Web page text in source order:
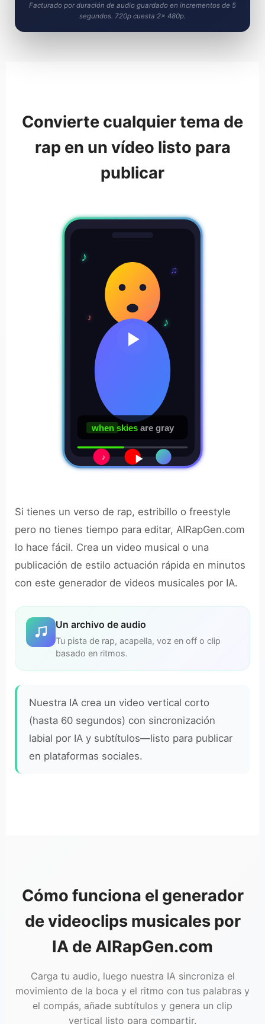
Facturado por duración de audio guardado en incrementos de 5
segundos. 720p cuesta 2× 480p.
Convierte cualquier tema de
rap en un vídeo listo para
publicar
Si tienes un verso de rap, estribillo o freestyle
pero no tienes tiempo para editar, AIRapGen.com
lo hace fácil. Crea un video musical o una
publicación de estilo actuación rápida en minutos
con este generador de videos musicales por IA.
Un archivo de audio
Tu pista de rap, acapella, voz en off o clip
basado en ritmos.
Nuestra IA crea un video vertical corto
(hasta 60 segundos) con sincronización
labial por IA y subtítulos—listo para publicar
en plataformas sociales.
♪
♫
♪
♪
when skiesare gray
♪
Cómo funciona el generador
de videoclips musicales por
IA de AIRapGen.com
Carga tu audio, luego nuestra IA sincroniza el
movimiento de la boca y el ritmo con tus palabras y
el compás, añade subtítulos y genera un clip
vertical listo para compartir.